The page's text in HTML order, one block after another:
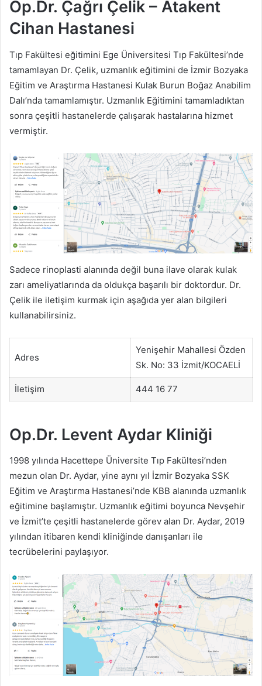
Op.Dr. Çağrı Çelik – Atakent
Cihan Hastanesi
Tıp Fakültesi eğitimini Ege Üniversitesi Tıp Fakültesi’nde
tamamlayan Dr. Çelik, uzmanlık eğitimini de İzmir Bozyaka
Eğitim ve Araştırma Hastanesi Kulak Burun Boğaz Anabilim
Dalı’nda tamamlamıştır. Uzmanlık Eğitimini tamamladıktan
sonra çeşitli hastanelerde çalışarak hastalarına hizmet
vermiştir.
Sadece rinoplasti alanında değil buna ilave olarak kulak
zarı ameliyatlarında da oldukça başarılı bir doktordur. Dr.
Çelik ile iletişim kurmak için aşağıda yer alan bilgileri
kullanabilirsiniz.
Adres
Yenişehir Mahallesi Özden
Sk. No: 33 İzmit/KOCAELİ
İletişim 444 16 77
Op.Dr. Levent Aydar Kliniği
1998 yılında Hacettepe Üniversite Tıp Fakültesi’nden
mezun olan Dr. Aydar, yine aynı yıl İzmir Bozyaka SSK
Eğitim ve Araştırma Hastanesi’nde KBB alanında uzmanlık
eğitimine başlamıştır. Uzmanlık eğitimi boyunca Nevşehir
ve İzmit’te çeşitli hastanelerde görev alan Dr. Aydar, 2019
yılından itibaren kendi kliniğinde danışanları ile
tecrübelerini paylaşıyor.